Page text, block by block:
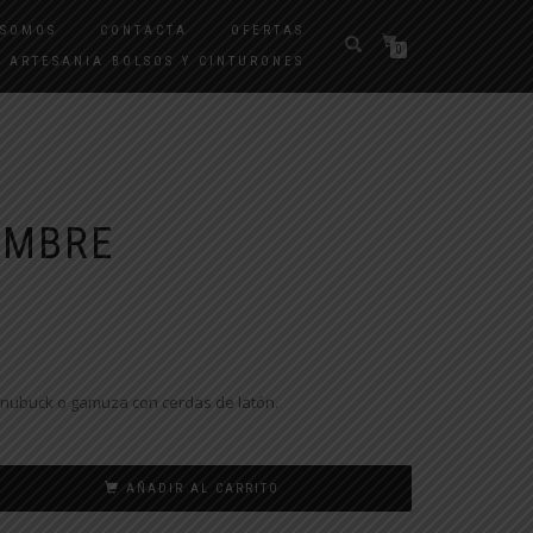
CONTACTA
OFERTAS
ARTESANIA BOLSOS Y CINTURONES
0
o gamuza con cerdas de latón.
AÑADIR AL CARRITO